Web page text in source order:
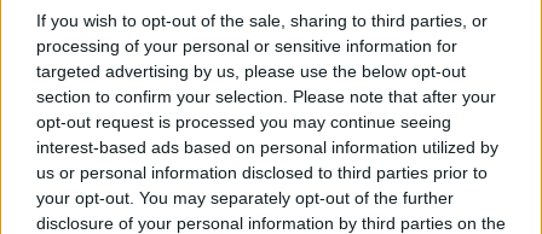
If you wish to opt-out of the sale, sharing to third parties, or
processing of your personal or sensitive information for
targeted advertising by us, please use the below opt-out
section to confirm your selection. Please note that after your
opt-out request is processed you may continue seeing
interest-based ads based on personal information utilized by
us or personal information disclosed to third parties prior to
your opt-out. You may separately opt-out of the further
disclosure of your personal information by third parties on the
november 2023
september 2023
august 2023
júl 2023
jún 2023